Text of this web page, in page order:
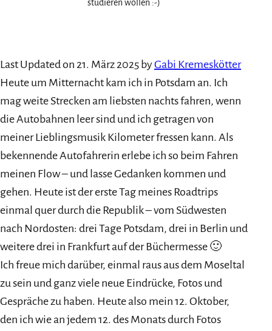
studieren wollen :-)
Last Updated on 21. März 2025 byGabi Kremeskötter
Heute um Mitternacht kam ich in Potsdam an. Ich
mag weite Strecken am liebsten nachts fahren, wenn
die Autobahnen leer sind und ich getragen von
meiner Lieblingsmusik Kilometer fressen kann. Als
bekennende Autofahrerin erlebe ich so beim Fahren
meinen Flow – und lasse Gedanken kommen und
gehen. Heute ist der erste Tag meines Roadtrips
einmal quer durch die Republik – vom Südwesten
nach Nordosten: drei Tage Potsdam, drei in Berlin und
weitere drei in Frankfurt auf der Büchermesse 🙂
Ich freue mich darüber, einmal raus aus dem Moseltal
zu sein und ganz viele neue Eindrücke, Fotos und
Gespräche zu haben. Heute also mein 12. Oktober,
den ich wie an jedem 12. des Monats durch Fotos